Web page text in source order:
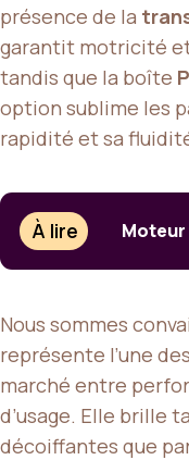
présence de la
garantit motricité
tandis que la boîte
option sublime les
rapidité et sa
À lire Moteur
Nous sommes
représente l’une
marché entre
d’usage. Elle brille
décoiffantes que